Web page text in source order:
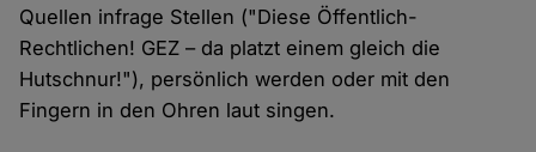
Quellen infrage Stellen ("Diese Öffentlich-
Rechtlichen! GEZ – da platzt einem gleich die
Hutschnur!"), persönlich werden oder mit den
Fingern in den Ohren laut singen.